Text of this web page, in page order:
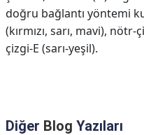
doğru bağlantı yöntemi
(kırmızı, sarı, mavi),
çizgi-E (sarı-yeşil).
Diğer Blog Yazıları